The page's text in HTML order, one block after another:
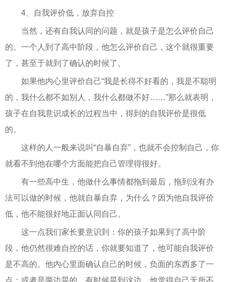
4、自我评价低，放弃自控
当然，还有自我认同的问题，就是孩子是怎么评价自己
的。一个人到了高中阶段，他怎么评价自己，这个就很重要
了，甚至于就到了确认的时候了。
如果他内心里评价自己“我是长得不好看的，我是不聪明
的，我什么都不如别人，我什么都做不好……”那么就表明，
孩子在自我意识成长的过程当中，得到的自我评价是很低
的。
这样的人一般来说叫“自暴自弃”，也就不会控制自己，你
就看不到他在哪个方面能把自己管理得很好。
有一些高中生，他做什么事情都拖到最后，拖到没有办
法可以做的时候，他就自暴自弃，为什么？因为他自我评价
低，他不能很好地正面认同自己。
这一点我们家长要意识到：你的孩子如果到了高中阶
段，他仍然很难自控的话，你就要知道了，他可能自我评价
是不高的。他内心里面确认自己的时候，负面的东西多了一